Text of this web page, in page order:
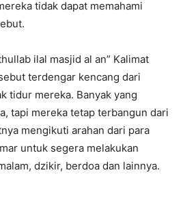
tidak dapat memahami
ilal masjid al an” Kalimat
terdengar kencang dari
tidur mereka. Banyak yang
tapi mereka tetap terbangun dari
mengikuti arahan dari para
untuk segera melakukan
dzikir, berdoa dan lainnya.